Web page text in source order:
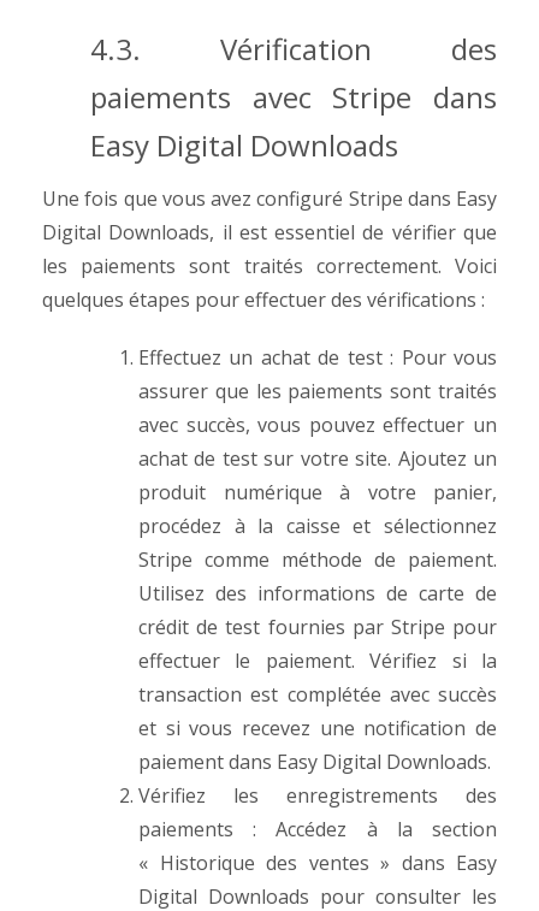
4.3. Vérification des
paiements avec Stripe dans
Easy Digital Downloads
Une fois que vous avez configuré Stripe dans Easy
Digital Downloads, il est essentiel de vérifier que
les paiements sont traités correctement. Voici
quelques étapes pour effectuer des vérifications :
Effectuez un achat de test : Pour vous
assurer que les paiements sont traités
avec succès, vous pouvez effectuer un
achat de test sur votre site. Ajoutez un
produit numérique à votre panier,
procédez à la caisse et sélectionnez
Stripe comme méthode de paiement.
Utilisez des informations de carte de
crédit de test fournies par Stripe pour
effectuer le paiement. Vérifiez si la
transaction est complétée avec succès
et si vous recevez une notification de
paiement dans Easy Digital Downloads.
Vérifiez les enregistrements des
paiements : Accédez à la section
« Historique des ventes » dans Easy
Digital Downloads pour consulter les